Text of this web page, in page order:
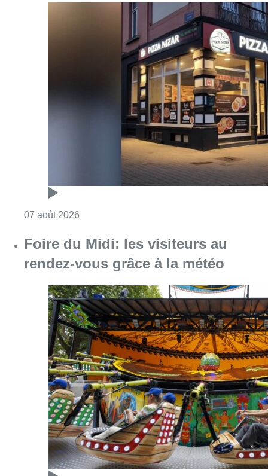
07 août 2026
Foire du Midi: les visiteurs au
rendez-vous grâce à la météo